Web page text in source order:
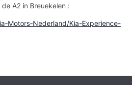
A2 in Breuekelen :
Motors-Nederland/Kia-Experience-